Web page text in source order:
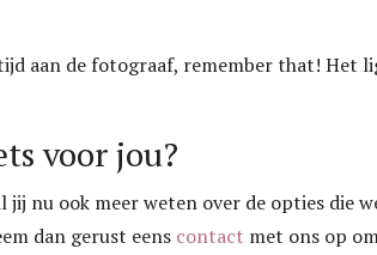
aan de fotograaf, remember that! Het
voor jou?
nu ook meer weten over de opties die
dan gerust eens contact met ons op